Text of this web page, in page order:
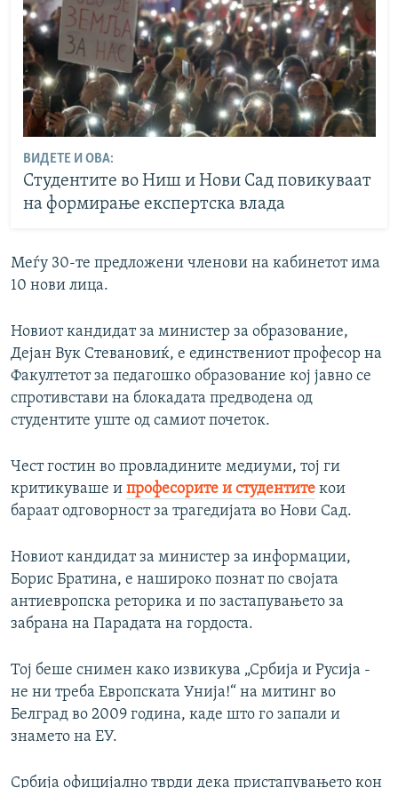
ВИДЕТЕ И ОВА:
Студентите во Ниш и Нови Сад повикуваат
на формирање експертска влада
Меѓу 30-те предложени членови на кабинетот има
10 нови лица.
Новиот кандидат за министер за образование,
Дејан Вук Стевановиќ, е единствениот професор на
Факултетот за педагошко образование кој јавно се
спротивстави на блокадата предводена од
студентите уште од самиот почеток.
Чест гостин во провладините медиуми, тој ги
критикуваше и професорите и студентите кои
бараат одговорност за трагедијата во Нови Сад.
Новиот кандидат за министер за информации,
Борис Братина, е нашироко познат по својата
антиевропска реторика и по застапувањето за
забрана на Парадата на гордоста.
Тој беше снимен како извикува „Србија и Русија -
не ни треба Европската Унија!“ на митинг во
Белград во 2009 година, каде што го запали и
знамето на ЕУ.
Србија официјално тврди дека пристапувањето кон